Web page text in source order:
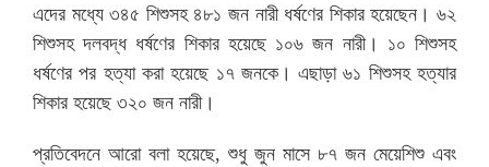
এদের মধ্যে ৩৪৫ শিশুসহ ৪৮১ জন নারী ধর্ষণের শিকার হয়েছেন। ৬২
শিশুসহ দলবদ্ধ ধর্ষণের শিকার হয়েছে ১০৬ জন নারী। ১০ শিশুসহ
ধর্ষণের পর হত্যা করা হয়েছে ১৭ জনকে। এছাড়া ৬১ শিশুসহ হত্যার
শিকার হয়েছে ৩২০ জন নারী।
প্রতিবেদনে আরো বলা হয়েছে, শুধু জুন মাসে ৮৭ জন মেয়েশিশু এবং